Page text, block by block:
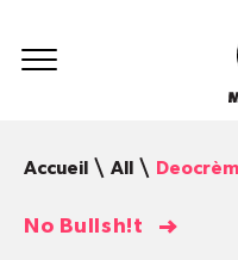
Accueil
All
No Bullsh!t